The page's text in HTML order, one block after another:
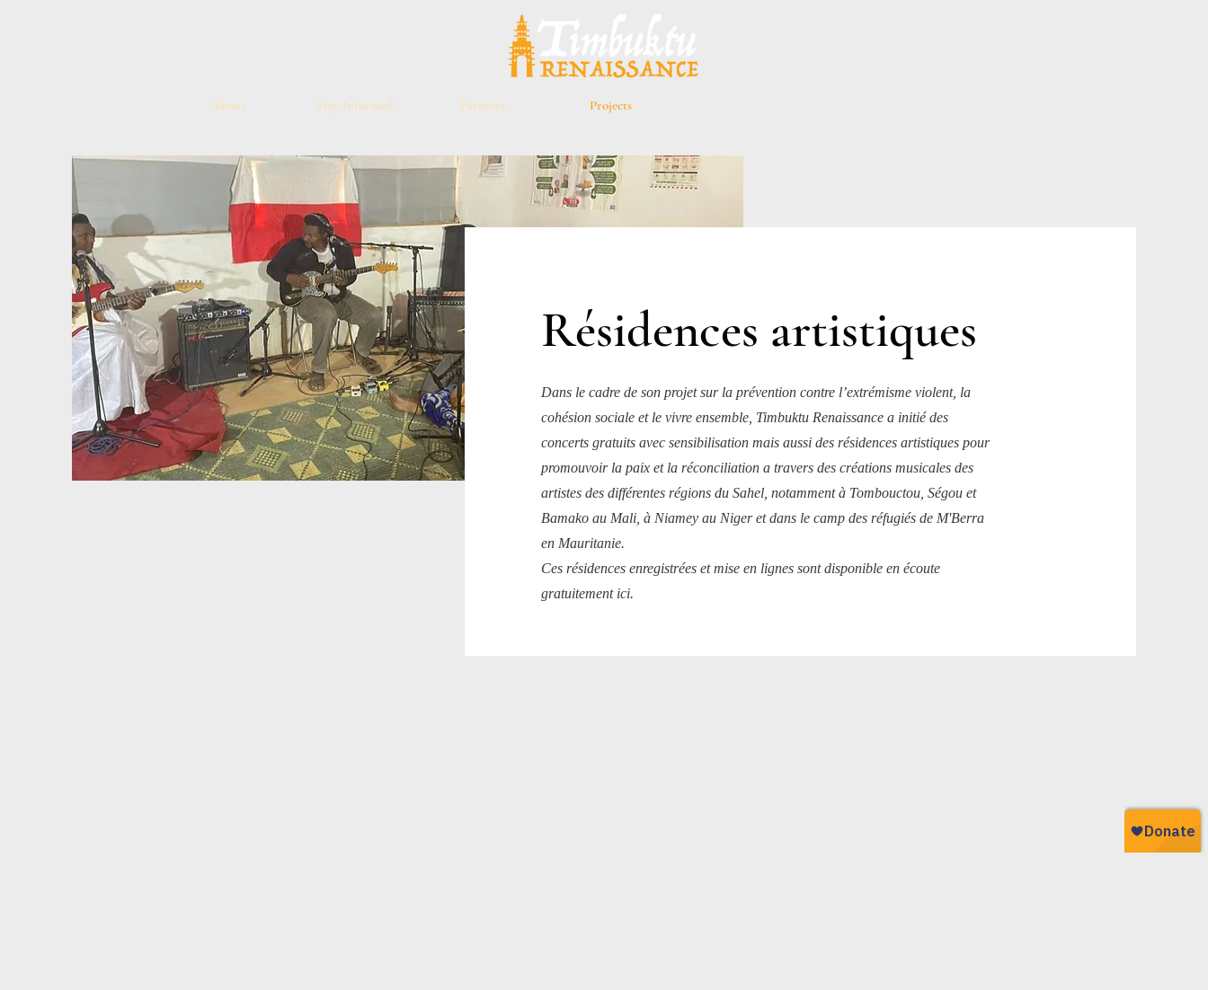
About Stay Informed Partners Projects
Résidences artistiques
Dans le cadre de son projet sur la prévention contre l’extrémisme violent, la
cohésion sociale et le vivre ensemble, Timbuktu Renaissance a initié des
concerts gratuits avec sensibilisation mais aussi des résidences artistiques pour
promouvoir la paix et la réconciliation a travers des créations musicales des
artistes des différentes régions du Sahel, notamment à Tombouctou, Ségou et
Bamako au Mali, à Niamey au Niger et dans le camp des réfugiés de M'Berra
en Mauritanie.
Ces résidences enregistrées et mise en lignes sont disponible en écoute
gratuitement ici.